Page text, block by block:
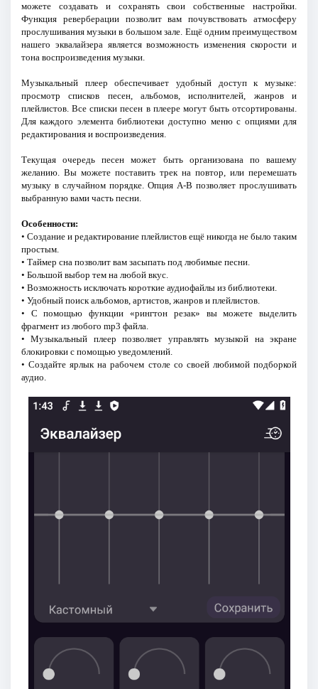
можете создавать и сохранять свои собственные настройки.
Функция реверберации позволит вам почувствовать атмосферу
прослушивания музыки в большом зале. Ещё одним преимуществом
нашего эквалайзера является возможность изменения скорости и
тона воспроизведения музыки.
Музыкальный плеер обеспечивает удобный доступ к музыке:
просмотр списков песен, альбомов, исполнителей, жанров и
плейлистов. Все списки песен в плеере могут быть отсортированы.
Для каждого элемента библиотеки доступно меню с опциями для
редактирования и воспроизведения.
Текущая очередь песен может быть организована по вашему
желанию. Вы можете поставить трек на повтор, или перемешать
музыку в случайном порядке. Опция A-B позволяет прослушивать
выбранную вами часть песни.
Особенности:
• Создание и редактирование плейлистов ещё никогда не было таким
простым.
• Таймер сна позволит вам засыпать под любимые песни.
• Большой выбор тем на любой вкус.
• Возможность исключать короткие аудиофайлы из библиотеки.
• Удобный поиск альбомов, артистов, жанров и плейлистов.
• С помощью функции «рингтон резак» вы можете выделить
фрагмент из любого mp3 файла.
• Музыкальный плеер позволяет управлять музыкой на экране
блокировки с помощью уведомлений.
• Создайте ярлык на рабочем столе со своей любимой подборкой
аудио.